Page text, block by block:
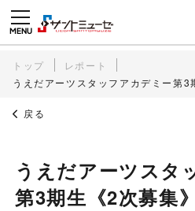
トップ
レポート
うえだアーツスタッフアカデミー第3
戻る
うえだアーツスタ
第3期生《2次募集》